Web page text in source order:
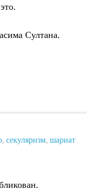
Султана.
,секуляризм,шариат